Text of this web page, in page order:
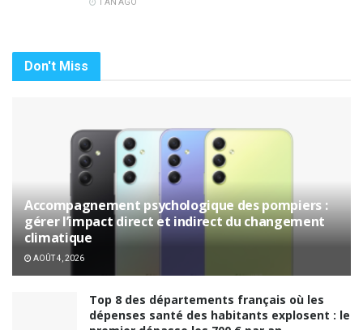
1 AN AGO
Don't Miss
Accompagnement psychologique des pompiers :
gérer l’impact direct et indirect du changement
climatique
AOÛT 4, 2026
Top 8 des départements français où les
dépenses santé des habitants explosent : le